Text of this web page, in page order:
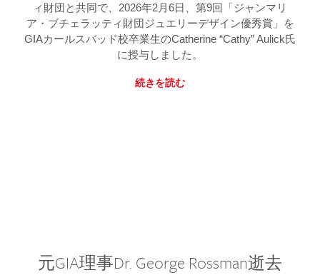
ィ財団と共同で、2026年2月6日、第9回「ジャンマリ
ア・ブチェラッティ財団ジュエリーデザイン優秀賞」を
GIAカールスバッド校卒業生のCatherine “Cathy” Aulick氏
に授与しました。
続きを読む
元GIA理事Dr. George Rossman逝去